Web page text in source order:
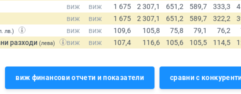
лв.)
разходи (лева)
виж финансови отчети и показатели сравни с